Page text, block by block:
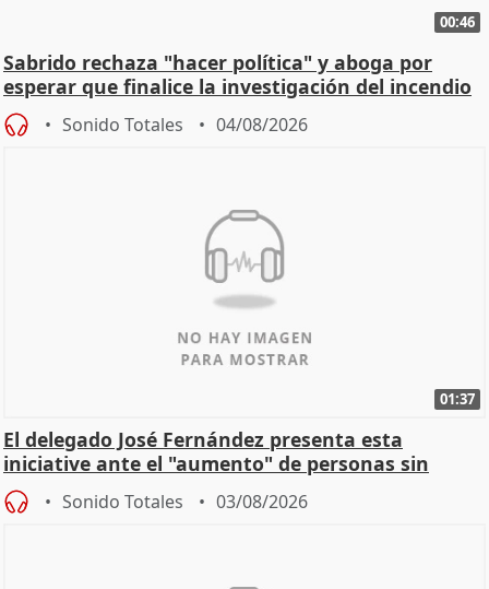
00:46
Sabrido rechaza "hacer política" y aboga por
esperar que finalice la investigación del incendio
Sonido Totales 04/08/2026
01:37
El delegado José Fernández presenta esta
iniciative ante el "aumento" de personas sin
hogar en Madri
Sonido Totales 03/08/2026